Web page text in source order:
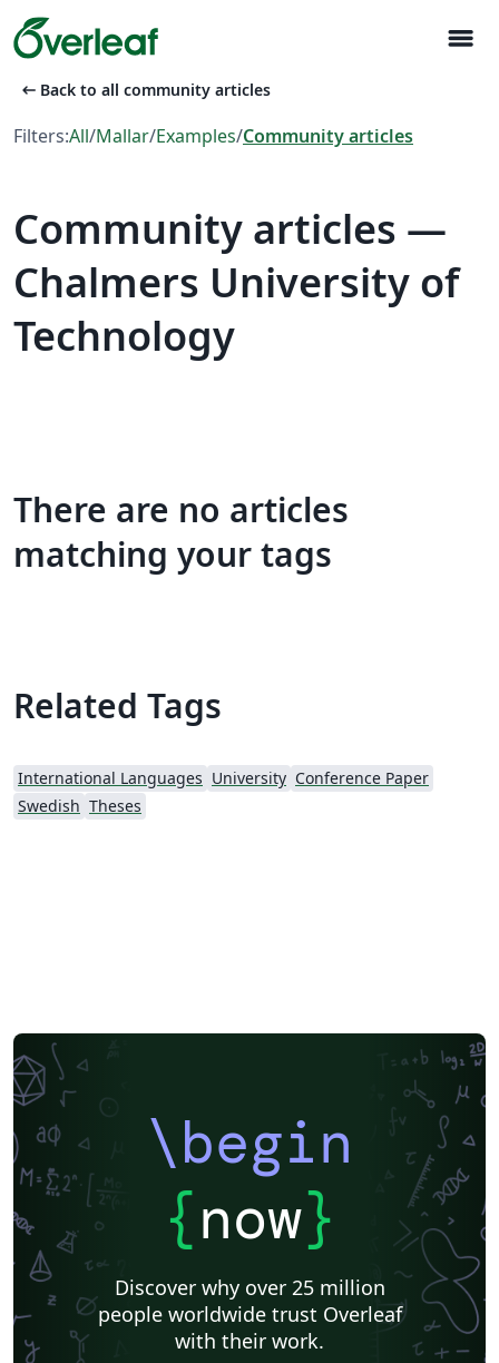
menu
arrow_left_alt Back to all community articles
Filters:All/Mallar/Examples/Community articles
Community articles —
Chalmers University of
Technology
There are no articles
matching your tags
Related Tags
International Languages University Conference Paper
Swedish Theses
\begin
{now}
Discover why over 25 million
people worldwide trust Overleaf
with their work.